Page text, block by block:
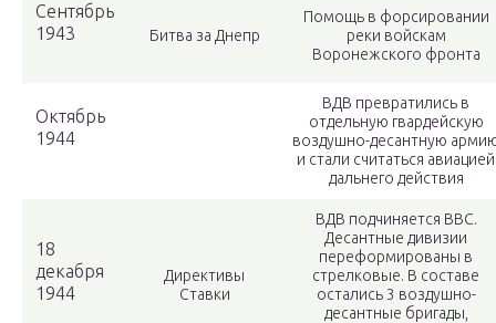
Сентябрь
1943
Битва за Днепр
Помощь в форсировании
реки войскам
Воронежского фронта
Октябрь
1944
ВДВ превратились в
отдельную гвардейскую
воздушно-десантную
и стали считаться авиацией
дальнего действия
18
декабря
1944
Директивы
Ставки
ВДВ подчиняется ВВС.
Десантные дивизии
переформированы в
стрелковые. В составе
остались 3 воздушно-
десантные бригады,